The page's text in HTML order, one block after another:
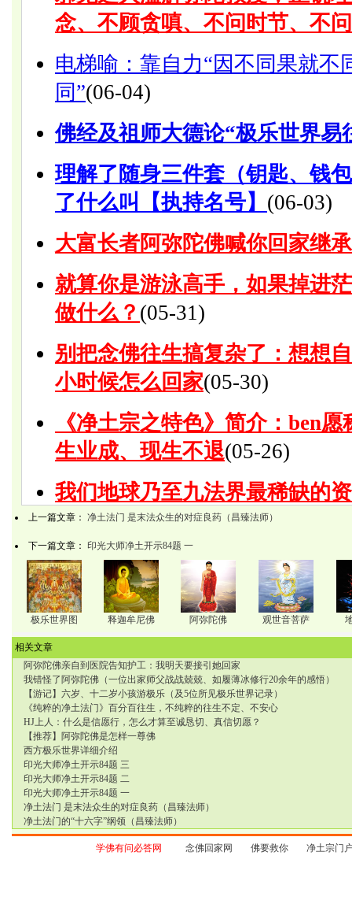
上一篇文章： 净土法门 是末法众生的对症良药（昌臻法师）
下一篇文章： 印光大师净土开示84题 一
极乐世界图 释迦牟尼佛 阿弥陀佛 观世音菩萨
相关文章
阿弥陀佛亲自到医院告知护工：我明天要接引她回家
我错怪了阿弥陀佛（一位出家师父战战兢兢、如履薄冰修行20余年的感悟）
【游记】六岁、十二岁小孩游极乐（及5位所见极乐世界记录）
《纯粹的净土法门》百分百往生，不纯粹的往生不定、不安心
HJ上人：什么是信愿行，怎么才算至诚恳切、真信切愿？
【推荐】阿弥陀佛是怎样一尊佛
西方极乐世界详细介绍
印光大师净土开示84题 三
印光大师净土开示84题 二
印光大师净土开示84题 一
净土法门 是末法众生的对症良药（昌臻法师）
净土法门的“十六字”纲领（昌臻法师）
学佛有问必答网 念佛回家网 佛要救你 净土宗门